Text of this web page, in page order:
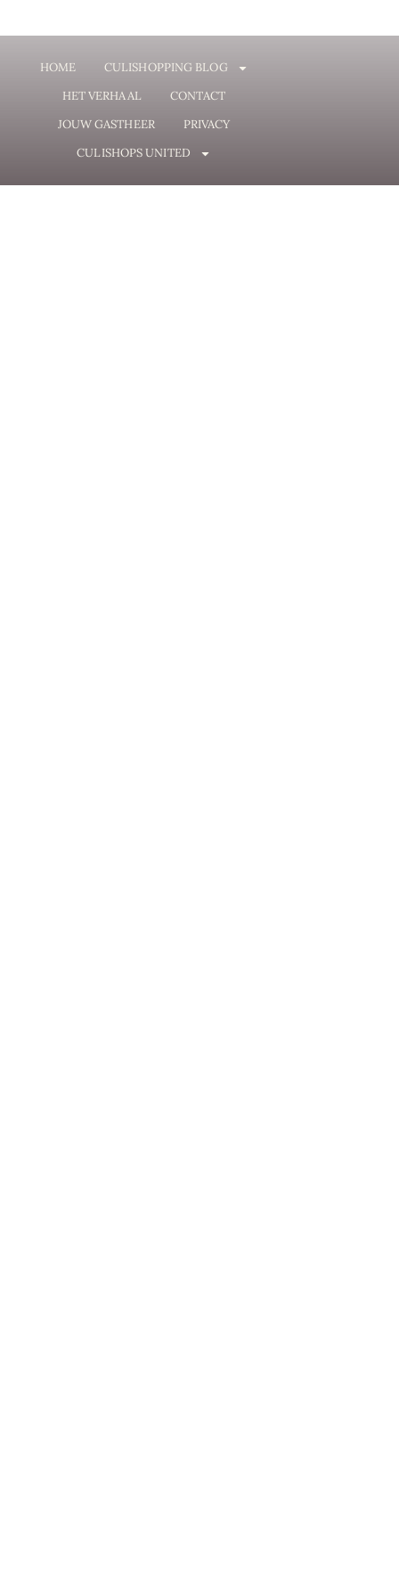
HOME
CULISHOPPING BLOG
HET VERHAAL
CONTACT
JOUW GASTHEER
PRIVACY
CULISHOPS UNITED